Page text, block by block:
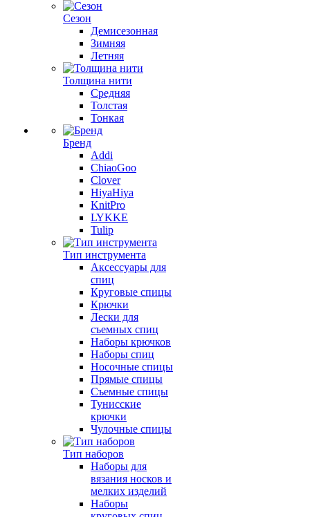
Сезон
Демисезонная
Зимняя
Летняя
Толщина нити
Средняя
Толстая
Тонкая
Бренд
Addi
ChiaoGoo
Clover
HiyaHiya
KnitPro
LYKKE
Tulip
Тип инструмента
Аксессуары для
спиц
Круговые спицы
Крючки
Лески для
съемных спиц
Наборы крючков
Наборы спиц
Носочные спицы
Прямые спицы
Съемные спицы
Тунисские
крючки
Чулочные спицы
Тип наборов
Наборы для
вязания носков и
мелких изделий
Наборы